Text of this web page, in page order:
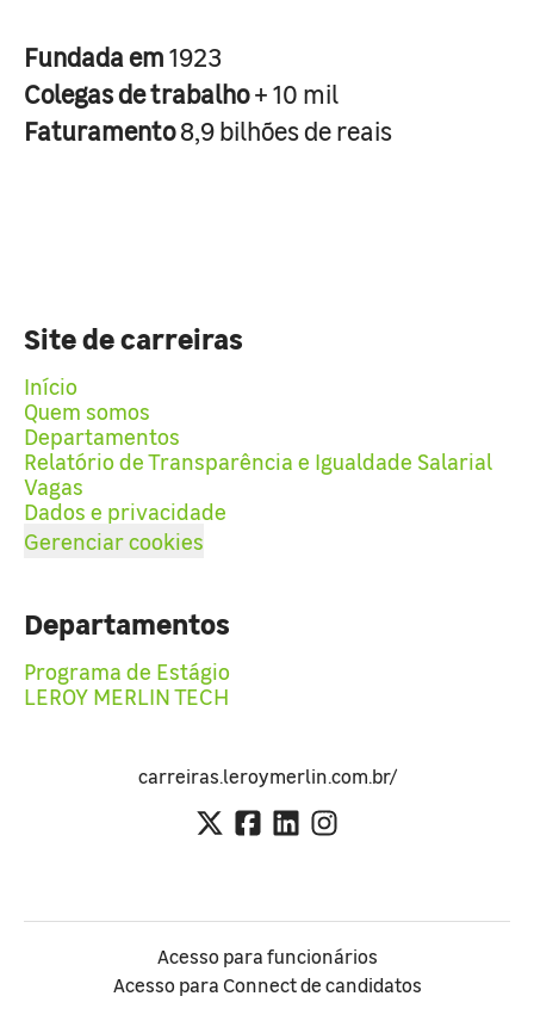
Fundada em1923
Colegas de trabalho+ 10 mil
Faturamento8,9 bilhões de reais
Site de carreiras
Início
Quem somos
Departamentos
Relatório de Transparência e Igualdade Salarial
Vagas
Dados e privacidade
Gerenciar cookies
Departamentos
Programa de Estágio
LEROY MERLIN TECH
carreiras.leroymerlin.com.br/
Acesso para funcionários
Acesso para Connect de candidatos